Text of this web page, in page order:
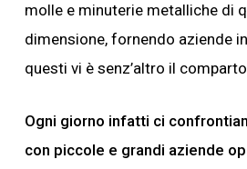
molle e minuterie metalliche di
dimensione, fornendo aziende
questi vi è senz’altro il
Ogni giorno infatti ci
con piccole e grandi aziende